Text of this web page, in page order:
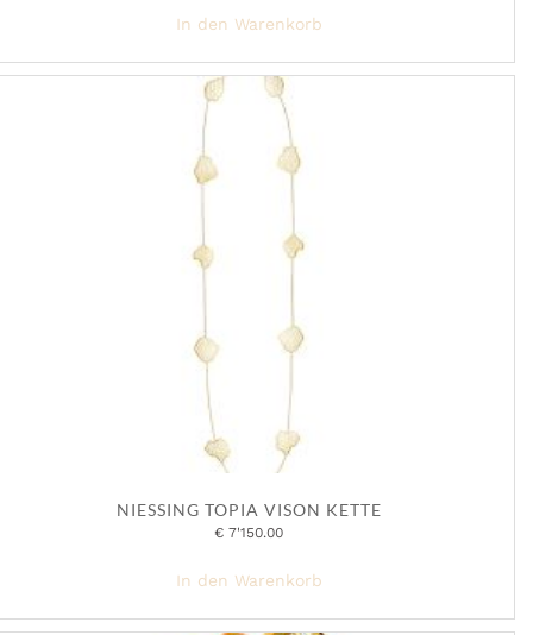
In den Warenkorb
NIESSING TOPIA VISON KETTE
€ 7'150.00
In den Warenkorb